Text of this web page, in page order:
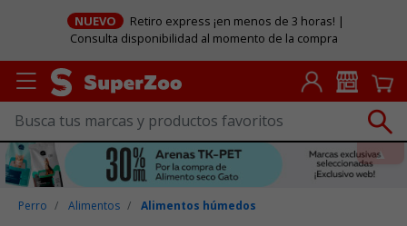
NUEVO
Retiro express ¡en menos de 3 horas! |
Consulta disponibilidad al momento de la compra
Perro Alimentos Alimentos húmedos